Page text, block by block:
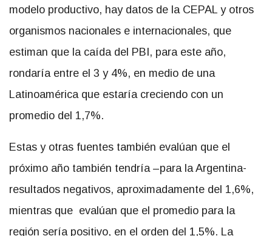
modelo productivo, hay datos de la CEPAL y otros
organismos nacionales e internacionales, que
estiman que la caída del PBI, para este año,
rondaría entre el 3 y 4%, en medio de una
Latinoamérica que estaría creciendo con un
promedio del 1,7%.
Estas y otras fuentes también evalúan que el
próximo año también tendría –para la Argentina-
resultados negativos, aproximadamente del 1,6%,
mientras que evalúan que el promedio para la
región sería positivo, en el orden del 1,5%. La